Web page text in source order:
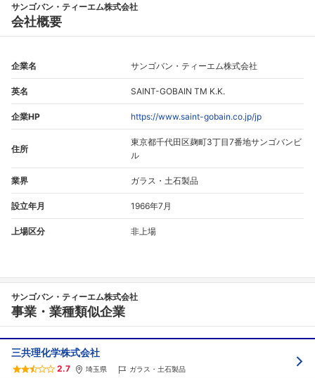
フォローしました
サンゴバン・ティーエム株式会社
会社概要
企業名 サンゴバン・ティーエム株式会社
英名 SAINT-GOBAIN TM K.K.
企業HP https://www.saint-gobain.co.jp/jp
住所
東京都千代田区麹町3丁目7番地サンゴバンビ
ル
業界 ガラス・土石製品
設立年月 1966年7月
上場区分 非上場
サンゴバン・ティーエム株式会社
事業・業種類似企業
三共理化学株式会社
2.7 埼玉県 ガラス・土石製品